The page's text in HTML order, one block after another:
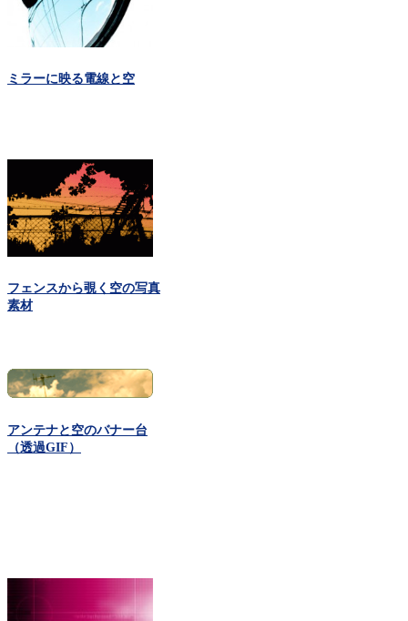
ミラーに映る電線と空
フェンスから覗く空の写真
素材
アンテナと空のバナー台
（透過GIF）